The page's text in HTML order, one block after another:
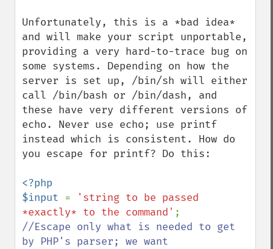
Unfortunately, this is a *bad idea*
and will make your script unportable,
providing a very hard-to-trace bug on
some systems. Depending on how the
server is set up, /bin/sh will either
call /bin/bash or /bin/dash, and
these have very different versions of
echo. Never use echo; use printf
instead which is consistent. How do
you escape for printf? Do this:
<?php
$input =
'string to be passed
*exactly* to the command'
//Escape only what is needed to get
by PHP's parser; we want